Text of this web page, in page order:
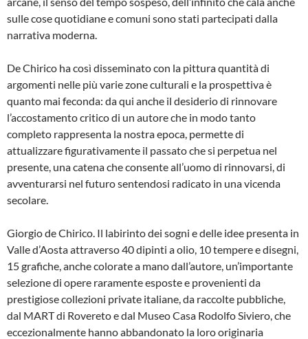
sulle cose quotidiane e comuni sono stati partecipati dalla
narrativa moderna.
De Chirico ha così disseminato con la pittura quantità di
argomenti nelle più varie zone culturali e la prospettiva è
quanto mai feconda: da qui anche il desiderio di rinnovare
l’accostamento critico di un autore che in modo tanto
completo rappresenta la nostra epoca, permette di
attualizzare figurativamente il passato che si perpetua nel
presente, una catena che consente all’uomo di rinnovarsi, di
avventurarsi nel futuro sentendosi radicato in una vicenda
secolare.
Giorgio de Chirico. Il labirinto dei sogni e delle idee presenta in
Valle d’Aosta attraverso 40 dipinti a olio, 10 tempere e disegni,
15 grafiche, anche colorate a mano dall’autore, un’importante
selezione di opere raramente esposte e provenienti da
prestigiose collezioni private italiane, da raccolte pubbliche,
dal MART di Rovereto e dal Museo Casa Rodolfo Siviero, che
eccezionalmente hanno abbandonato la loro originaria